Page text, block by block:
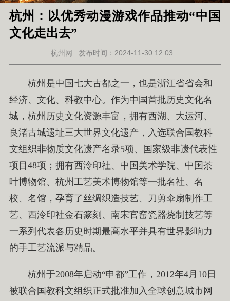
杭州：以优秀动漫游戏作品推动“中国
文化走出去”
杭州网 发布时间：2024-11-30 12:03
杭州是中国七大古都之一，也是浙江省省会和
经济、文化、科教中心。作为中国首批历史文化名
城，杭州历史文化资源丰富，拥有西湖、大运河、
良渚古城遗址三大世界文化遗产，入选联合国教科
文组织非物质文化遗产名录5项、国家级非遗代表性
项目48项；拥有西泠印社、中国美术学院、中国茶
叶博物馆、杭州工艺美术博物馆等一批名社、名
校、名馆，孕育了丝绸织造技艺、刀剪伞扇制作工
艺、西泠印社金石篆刻、南宋官窑瓷器烧制技艺等
一系列代表各历史时期最高水平并具有世界影响力
的手工艺流派与精品。
杭州于2008年启动“申都”工作，2012年4月10日
被联合国教科文组织正式批准加入全球创意城市网